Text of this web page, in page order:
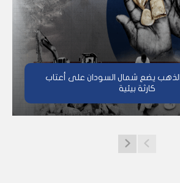
يضع شمال السودان على أعتاب
كارثة بيئية